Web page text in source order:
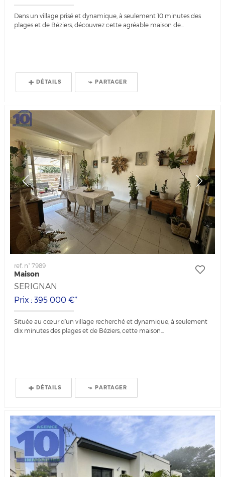
Dans un village prisé et dynamique, à seulement 10 minutes des
plages et de Béziers, découvrez cette agréable maison de...
DÉTAILS PARTAGER
ref. n° 7989
Maison
SERIGNAN
Prix : 395 000 €*
Située au cœur d’un village recherché et dynamique, à seulement
dix minutes des plages et de Béziers, cette maison...
DÉTAILS PARTAGER